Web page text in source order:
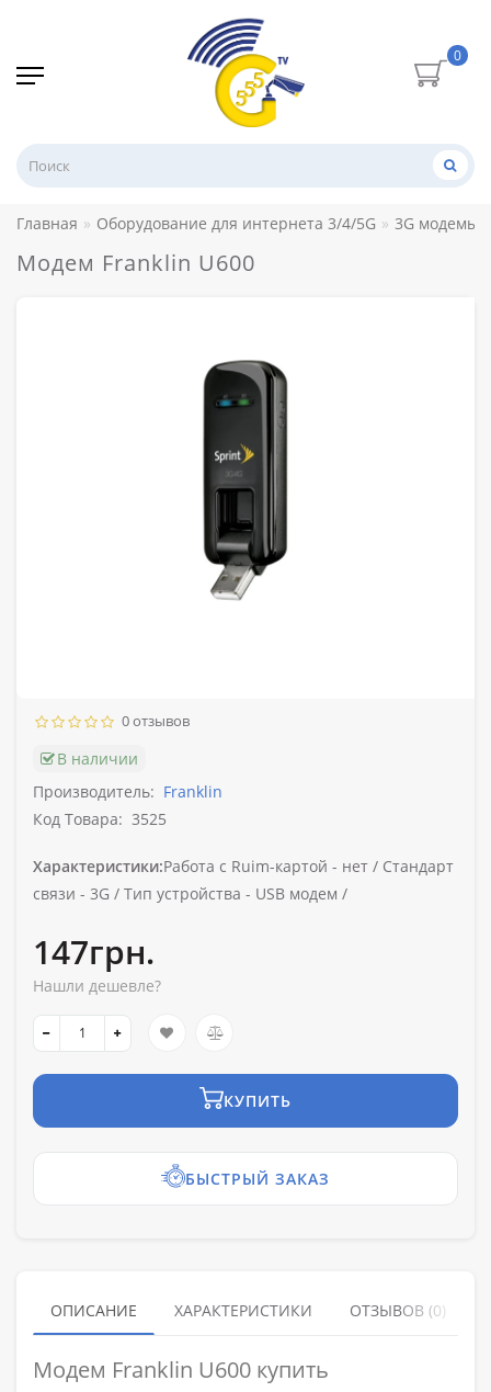
0
Главная Оборудование для интернета 3/4/5G 3G модемы
Модем Franklin U600
0 отзывов
В наличии
Производитель: Franklin
Код Товара: 3525
Характеристики:Работа с Ruim-картой - нет / Стандарт
связи - 3G / Тип устройства - USB модем /
147грн.
Нашли дешевле?
КУПИТЬ
БЫСТРЫЙ ЗАКАЗ
ОПИСАНИЕ ХАРАКТЕРИСТИКИ ОТЗЫВОВ (0)
Модем Franklin U600 купить